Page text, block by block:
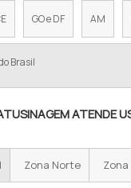
GO e DF AM
Brasil
ATENDE
Zona Norte